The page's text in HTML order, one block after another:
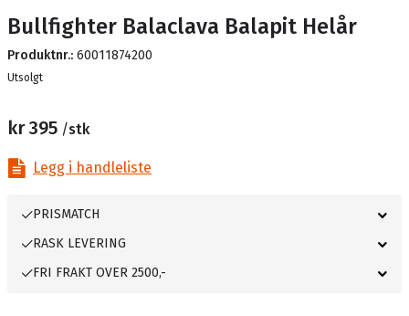
Bullfighter Balaclava Balapit Helår
Produktnr.: 60011874200
Lager
Utsolgt
kr 395 /stk
Legg i handleliste
PRISMATCH
RASK LEVERING
FRI FRAKT OVER 2500,-